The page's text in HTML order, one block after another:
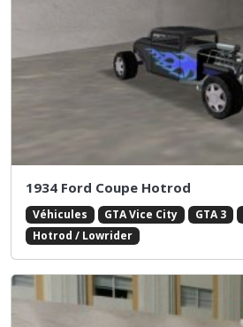
1934 Ford Coupe Hotrod
Véhicules GTA Vice City GTA 3
Hotrod / Lowrider